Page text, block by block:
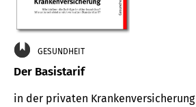
GESUNDHEIT
Der Basistarif
in der privaten Kran­ken­ver­siche­rung